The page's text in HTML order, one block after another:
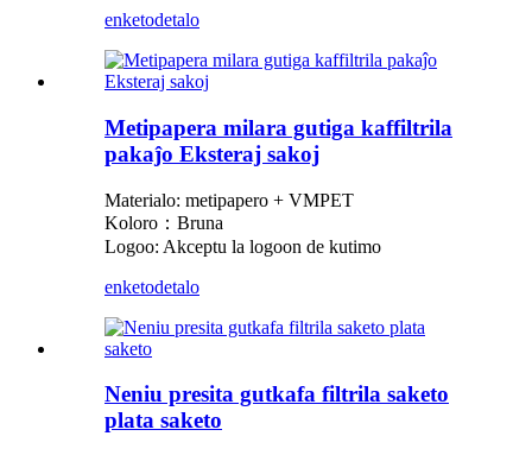
enketodetalo
Metipapera milara gutiga kaffiltrila
pakaĵo Eksteraj sakoj
Materialo: metipapero + VMPET
Koloro：Bruna
Logoo: Akceptu la logoon de kutimo
enketodetalo
Neniu presita gutkafa filtrila saketo
plata saketo